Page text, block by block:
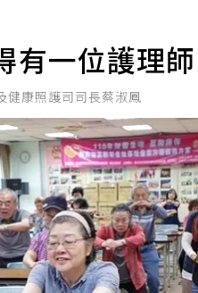
有一位護理師
健康照護司司長蔡淑鳳